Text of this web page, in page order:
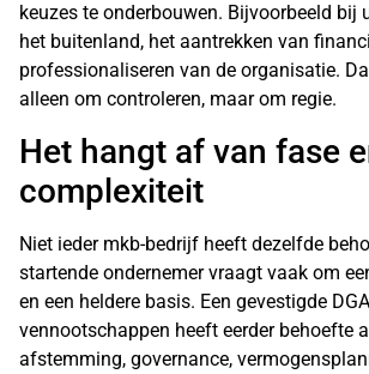
keuzes te onderbouwen. Bijvoorbeeld bij
het buitenland, het aantrekken van
professionaliseren van de organisatie.
alleen om controleren, maar om regie.
Het hangt af van fase
complexiteit
Niet ieder mkb-bedrijf heeft dezelfde
startende ondernemer vraagt vaak om
en een heldere basis. Een gevestigde
vennootschappen heeft eerder behoefte
afstemming, governance,